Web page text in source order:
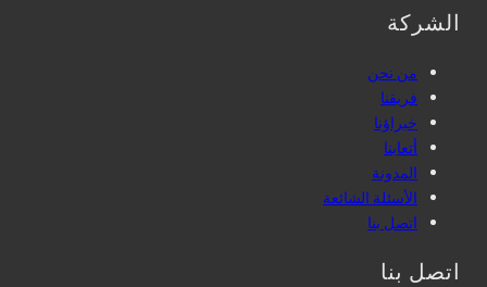
الشركة
من نحن
فريقنا
خبراؤنا
أتعابنا
المدونة
الأسئلة الشائعة
اتصل بنا
اتصل بنا